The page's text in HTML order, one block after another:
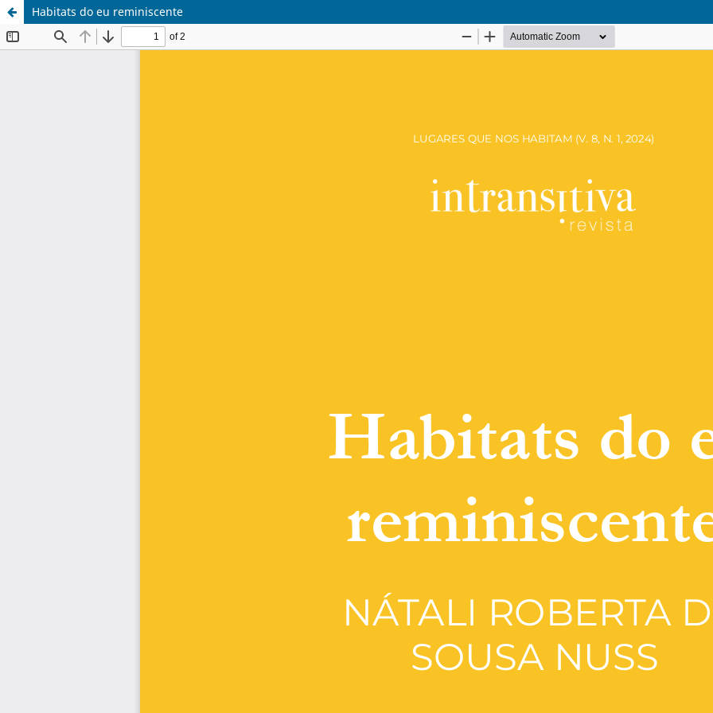
Habitats do eu reminiscente